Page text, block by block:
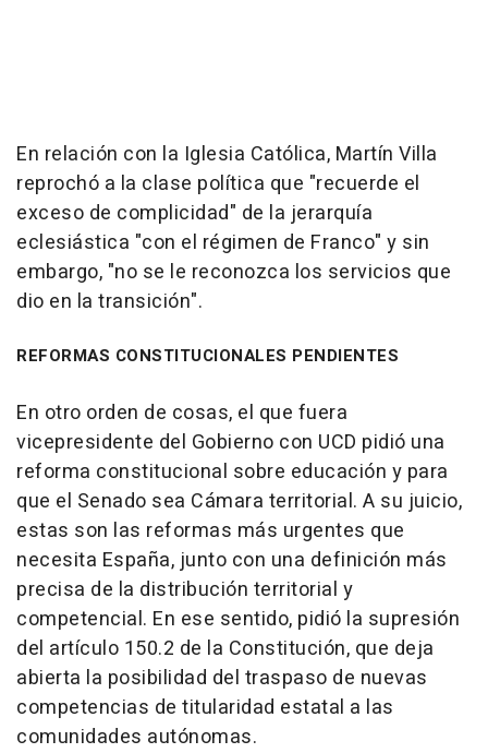
En relación con la Iglesia Católica, Martín Villa
reprochó a la clase política que "recuerde el
exceso de complicidad" de la jerarquía
eclesiástica "con el régimen de Franco" y sin
embargo, "no se le reconozca los servicios que
dio en la transición".
REFORMAS CONSTITUCIONALES PENDIENTES
En otro orden de cosas, el que fuera
vicepresidente del Gobierno con UCD pidió una
reforma constitucional sobre educación y para
que el Senado sea Cámara territorial. A su juicio,
estas son las reformas más urgentes que
necesita España, junto con una definición más
precisa de la distribución territorial y
competencial. En ese sentido, pidió la supresión
del artículo 150.2 de la Constitución, que deja
abierta la posibilidad del traspaso de nuevas
competencias de titularidad estatal a las
comunidades autónomas.